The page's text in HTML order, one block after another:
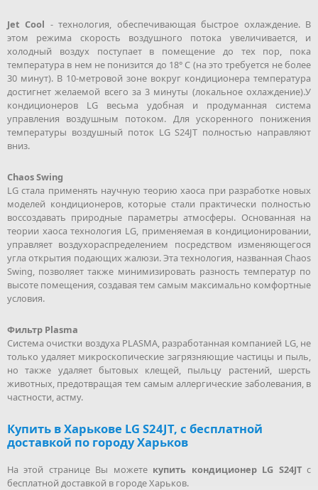
Jet Cool - технология, обеспечивающая быстрое охлаждение. В
этом режима скорость воздушного потока увеличивается, и
холодный воздух поступает в помещение до тех пор, пока
температура в нем не понизится до 18° C (на это требуется не более
30 минут). В 10-метровой зоне вокруг кондиционера температура
достигнет желаемой всего за 3 минуты (локальное охлаждение).У
кондиционеров LG весьма удобная и продуманная система
управления воздушным потоком. Для ускоренного понижения
температуры воздушный поток LG S24JT полностью направляют
вниз.
Chaos Swing
LG стала применять научную теорию хаоса при разработке новых
моделей кондиционеров, которые стали практически полностью
воссоздавать природные параметры атмосферы. Основанная на
теории хаоса технология LG, применяемая в кондиционировании,
управляет воздухораспределением посредством изменяющегося
угла открытия подающих жалюзи. Эта технология, названная Chaos
Swing, позволяет также минимизировать разность температур по
высоте помещения, создавая тем самым максимально комфортные
условия.
Фильтр Plasma
Система очистки воздуха PLASMA, разработанная компанией LG, не
только удаляет микроскопические загрязняющие частицы и пыль,
но также удаляет бытовых клещей, пыльцу растений, шерсть
животных, предотвращая тем самым аллергические заболевания, в
частности, астму.
Купить в Харькове LG S24JT, с бесплатной
доставкой по городу Харьков
На этой странице Вы можете купить кондиционер LG S24JTс
бесплатной доставкой в городе Харьков.